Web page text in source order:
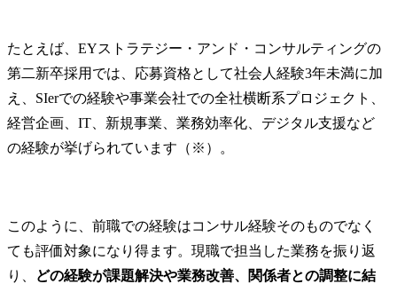
たとえば、EYストラテジー・アンド・コンサルティングの
第二新卒採用では、応募資格として社会人経験3年未満に加
え、SIerでの経験や事業会社での全社横断系プロジェクト、
経営企画、IT、新規事業、業務効率化、デジタル支援など
の経験が挙げられています（※）。
このように、前職での経験はコンサル経験そのものでなく
ても評価対象になり得ます。現職で担当した業務を振り返
り、
どの経験が課題解決や業務改善、関係者との調整に結